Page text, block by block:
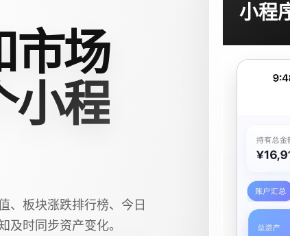
市场
小程
、板块涨跌排行榜、今日
及时同步资产变化。
小程